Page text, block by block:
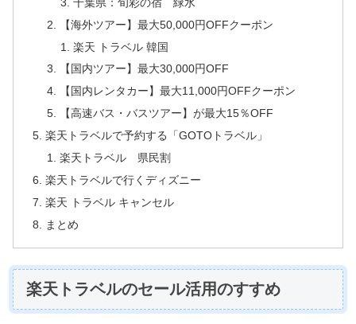
【海外ツアー】最大50,000円OFFクーポン
楽天 トラベル 韓国
【国内ツアー】最大30,000円OFF
【国内レンタカー】最大11,000円OFFクーポン
【高速バス・バスツアー】が最大15％OFF
楽天トラベルで予約する「GOTOトラベル」
楽天トラベル 県民割
楽天トラベルで行くディズニー
楽天 トラベル キャンセル
まとめ
楽天トラベルのセール活用のすすめ